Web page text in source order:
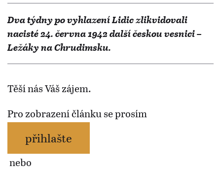
Dva týdny po vyhlazení Lidic zlikvidovali
nacisté 24. června 1942 další českou vesnici –
Ležáky na Chrudimsku.
Těší nás Váš zájem.
Pro zobrazení článku se prosím
přihlašte
nebo